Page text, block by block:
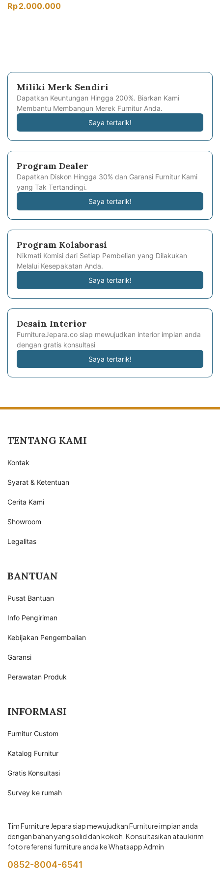
Rp2.000.000
Miliki Merk Sendiri
Dapatkan Keuntungan Hingga 200%. Biarkan Kami
Membantu Membangun Merek Furnitur Anda.
Saya tertarik!
Program Dealer
Dapatkan Diskon Hingga 30% dan Garansi Furnitur Kami
yang Tak Tertandingi.
Saya tertarik!
Program Kolaborasi
Nikmati Komisi dari Setiap Pembelian yang Dilakukan
Melalui Kesepakatan Anda.
Saya tertarik!
Desain Interior
FurnitureJepara.co siap mewujudkan interior impian anda
dengan gratis konsultasi
Saya tertarik!
TENTANG KAMI
Kontak
Syarat & Ketentuan
Cerita Kami
Showroom
Legalitas
BANTUAN
Pusat Bantuan
Info Pengiriman
Kebijakan Pengembalian
Garansi
Perawatan Produk
INFORMASI
Furnitur Custom
Katalog Furnitur
Gratis Konsultasi
Survey ke rumah
Tim Furniture Jepara siap mewujudkan Furniture impian anda
dengan bahan yang solid dan kokoh. Konsultasikan atau kirim
foto referensi furniture anda ke Whatsapp Admin
0852-8004-6541